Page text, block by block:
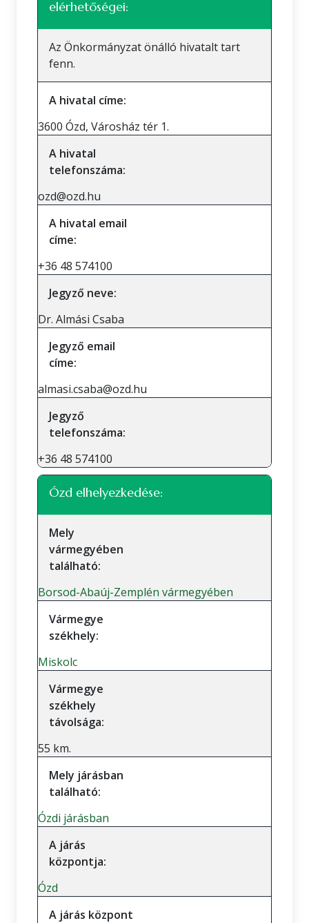
elérhetőségei:
Az Önkormányzat önálló hivatalt tart
fenn.
A hivatal címe:
3600 Ózd, Városház tér 1.
A hivatal
telefonszáma:
ozd@ozd.hu
A hivatal email
címe:
+36 48 574100
Jegyző neve:
Dr. Almási Csaba
Jegyző email
címe:
almasi.csaba@ozd.hu
Jegyző
telefonszáma:
+36 48 574100
Ózd elhelyezkedése:
Mely
vármegyében
található:
Borsod-Abaúj-Zemplén vármegyében
Vármegye
székhely:
Miskolc
Vármegye
székhely
távolsága:
55 km.
Mely járásban
található:
Ózdi járásban
A járás
központja:
Ózd
A járás központ